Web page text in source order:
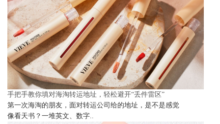
手把手教你填对海淘转运地址，轻松避开“丢件雷区”
第一次海淘的朋友，面对转运公司给的地址，是不是感觉
像看天书？一堆英文、数字..